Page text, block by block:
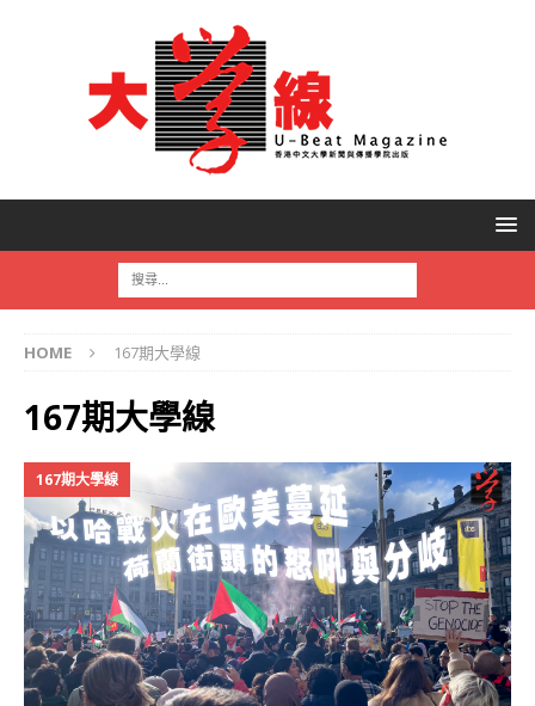
HOME 167期大學線
167期大學線
167期大學線